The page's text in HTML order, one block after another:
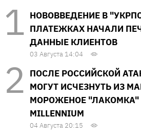
НОВОВВЕДЕНИЕ В
ПЛАТЕЖКАХ НАЧАЛИ
ДАННЫЕ КЛИЕНТОВ
03 Августа 14:04
ПОСЛЕ РОССИЙСКОЙ
МОГУТ ИСЧЕЗНУТЬ ИЗ
МОРОЖЕНОЕ "ЛАКОМКА"
MILLENNIUM
04 Августа 20:15